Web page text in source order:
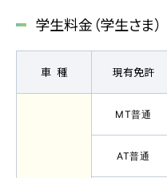
受験資格特例教習
ペーパーライダー講習
学生料金（学生さま）
車種 現有免許
MT普通
AT普通